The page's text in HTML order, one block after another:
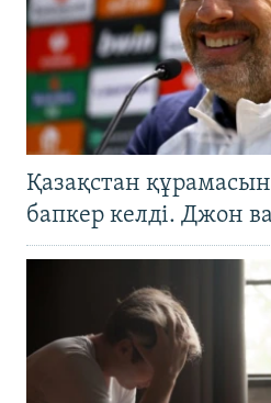
Қазақстан
бапкер келді. Джон